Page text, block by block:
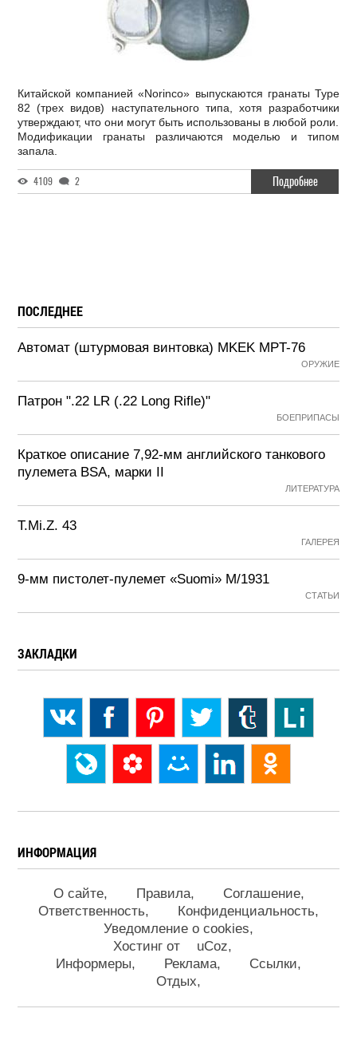
Китайской компанией «Norinco» выпускаются гранаты Type
82 (трех видов) наступательного типа, хотя разработчики
утверждают, что они могут быть использованы в любой роли.
Модификации гранаты различаются моделью и типом
запала.
4109 2 Подробнее
ПОСЛЕДНЕЕ
Автомат (штурмовая винтовка) MKEK MPT-76
ОРУЖИЕ
Патрон ".22 LR (.22 Long Rifle)"
БОЕПРИПАСЫ
Краткое описание 7,92-мм английского танкового
пулемета BSA, марки II
ЛИТЕРАТУРА
T.Mi.Z. 43
ГАЛЕРЕЯ
9-мм пистолет-пулемет «Suomi» М/1931
СТАТЬИ
ЗАКЛАДКИ
ИНФОРМАЦИЯ
О сайте Правила
Соглашение
Ответственность
Конфиденциальность
Уведомление о cookies
Хостинг от
uCoz
Информеры
Реклама
Ссылки
Отдых